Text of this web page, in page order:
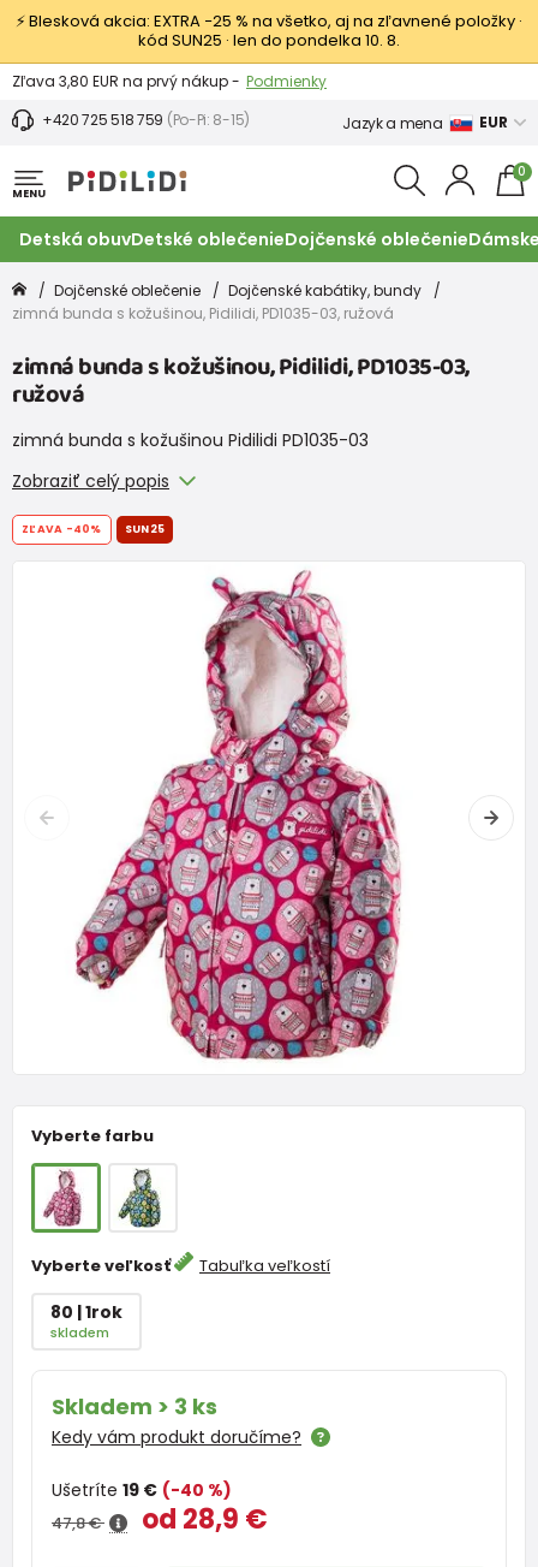
⚡ Blesková akcia: EXTRA −25 % na všetko, aj na zľavnené položky ·
kód SUN25 · len do pondelka 10. 8.
Výmena a vrátenie tovaru - Zobraziť
Zľava 3,80 EUR na prvý nákup - Podmienky
+420 725 518 759 (Po-Pi: 8-15) Jazyk a mena EUR
MENU
0
Detská obuvDetské oblečenieDojčenské oblečenie
Dojčenské oblečenie
Dojčenské kabátiky, bundy
zimná bunda s kožušinou, Pidilidi, PD1035-03, ružová
zimná bunda s kožušinou, Pidilidi, PD1035-03,
ružová
zimná bunda s kožušinou Pidilidi PD1035-03
Zobraziť celý popis
Vyberte farbu
Vyberte veľkosť Tabuľka veľkostí
80 | 1rok
skladem
Skladem > 3 ks
Kedy vám produkt doručíme?
Ušetríte 19 € (-40 %)
47,8 € od 28,9 €
ZĽAVA -40% SUN25